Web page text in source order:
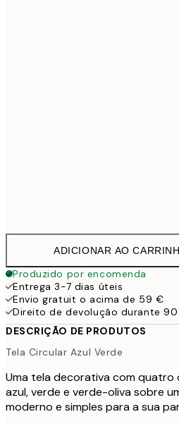
ADICIONAR AO
Produzido por encomenda
Entrega 3-7 dias úteis
Envio gratuit o acima de 59 €
Direito de devolução durante 90
DESCRIÇÃO DE PRODUTOS
Tela Circular Azul Verde
Uma tela decorativa com
azul, verde e verde-oliva sobre
moderno e simples para a sua